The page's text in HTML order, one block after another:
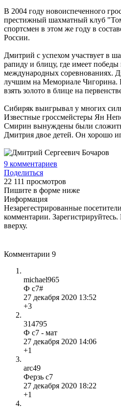
В 2004 году новоиспеченного
престижный шахматный клуб
спортсмен в этом же году в
России.
Дмитрий с успехом участвует в
рапиду и блицу, где имеет
международных соревнованиях.
лучшим на Мемориале Чигорина.
взять золото в блице на
Сибиряк выигрывал у многих
Известные гроссмейстеры Ян
Смирин вынуждены были
Дмитрия двое детей. Он хорошо
9 комментариев
Поделиться
22 111 просмотров
Пишите в форме ниже
Информация
Незарегестрированные
комментарии.
вверху.
Комментарии 9
michael965
Ф с7#
27 декабря 2020 13:52
+3
314795
Ф с7 - мат
27 декабря 2020 14:06
+1
arc49
Ферзь c7
27 декабря 2020 18:22
+1